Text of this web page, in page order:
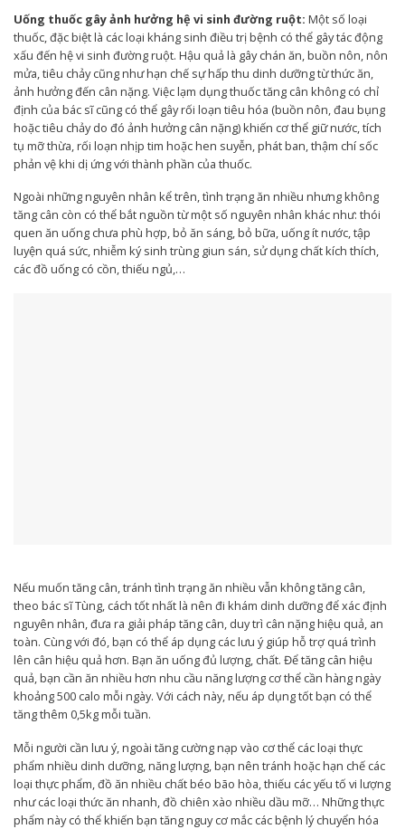
Uống thuốc gây ảnh hưởng hệ vi sinh đường ruột: Một số loại
thuốc, đặc biệt là các loại kháng sinh điều trị bệnh có thể gây tác động
xấu đến hệ vi sinh đường ruột. Hậu quả là gây chán ăn, buồn nôn, nôn
mửa, tiêu chảy cũng như hạn chế sự hấp thu dinh dưỡng từ thức ăn,
ảnh hưởng đến cân nặng. Việc lạm dụng thuốc tăng cân không có chỉ
định của bác sĩ cũng có thể gây rối loạn tiêu hóa (buồn nôn, đau bụng
hoặc tiêu chảy do đó ảnh hưởng cân nặng) khiến cơ thể giữ nước, tích
tụ mỡ thừa, rối loạn nhịp tim hoặc hen suyễn, phát ban, thậm chí sốc
phản vệ khi dị ứng với thành phần của thuốc.
Ngoài những nguyên nhân kể trên, tình trạng ăn nhiều nhưng không
tăng cân còn có thể bắt nguồn từ một số nguyên nhân khác như: thói
quen ăn uống chưa phù hợp, bỏ ăn sáng, bỏ bữa, uống ít nước, tập
luyện quá sức, nhiễm ký sinh trùng giun sán, sử dụng chất kích thích,
các đồ uống có cồn, thiếu ngủ,…
Nếu muốn tăng cân, tránh tình trạng ăn nhiều vẫn không tăng cân,
theo bác sĩ Tùng, cách tốt nhất là nên đi khám dinh dưỡng để xác định
nguyên nhân, đưa ra giải pháp tăng cân, duy trì cân nặng hiệu quả, an
toàn. Cùng với đó, bạn có thể áp dụng các lưu ý giúp hỗ trợ quá trình
lên cân hiệu quả hơn. Bạn ăn uống đủ lượng, chất. Để tăng cân hiệu
quả, bạn cần ăn nhiều hơn nhu cầu năng lượng cơ thể cần hàng ngày
khoảng 500 calo mỗi ngày. Với cách này, nếu áp dụng tốt bạn có thể
tăng thêm 0,5kg mỗi tuần.
Mỗi người cần lưu ý, ngoài tăng cường nạp vào cơ thể các loại thực
phẩm nhiều dinh dưỡng, năng lượng, bạn nên tránh hoặc hạn chế các
loại thực phẩm, đồ ăn nhiều chất béo bão hòa, thiếu các yếu tố vi lượng
như các loại thức ăn nhanh, đồ chiên xào nhiều dầu mỡ… Những thực
phẩm này có thể khiến bạn tăng nguy cơ mắc các bệnh lý chuyển hóa